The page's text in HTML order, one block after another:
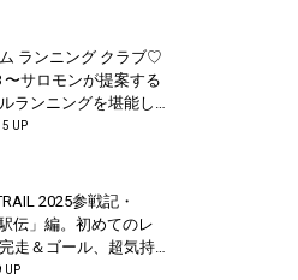
ランニング クラブ♡
〜サロモンが提案する
ランニングを堪能し
スペシャル！〜
UP
2025参戦記・
駅伝」編。初めてのレ
走＆ゴール、超気持
UP